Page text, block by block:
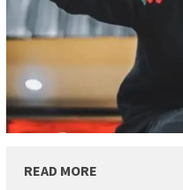
READ MORE